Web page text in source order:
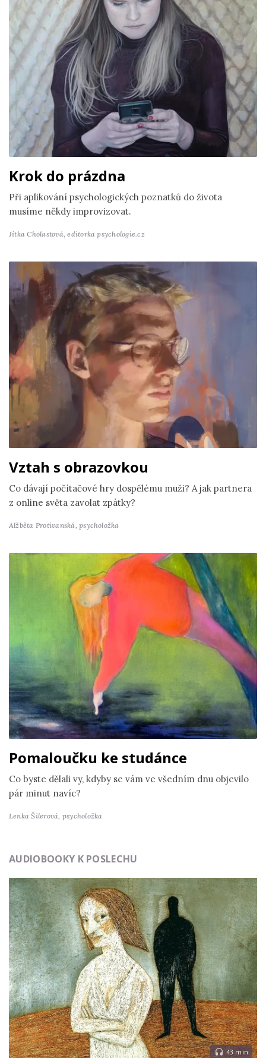
Krok do prázdna
Při aplikování psychologických poznatků do života
musíme někdy improvizovat.
Jitka Cholastová,editorka psychologie.cz
Vztah s obrazovkou
Co dávají počítačové hry dospělému muži? A jak partnera
z online světa zavolat zpátky?
Alžběta Protivanská,psycholožka
Pomaloučku ke studánce
Co byste dělali vy, kdyby se vám ve všedním dnu objevilo
pár minut navíc?
Lenka Šilerová, psycholožka
AUDIOBOOKY K POSLECHU
43 min